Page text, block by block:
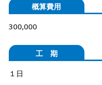
概算費用
300,000
工 期
１日